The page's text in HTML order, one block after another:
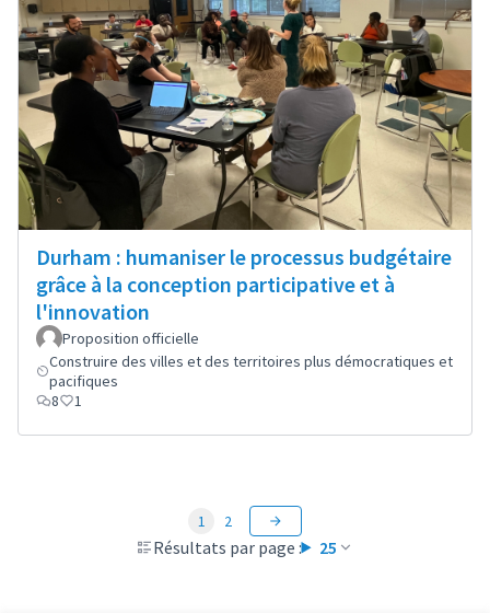
Durham : humaniser le processus budgétaire
grâce à la conception participative et à
l'innovation
Proposition officielle
Construire des villes et des territoires plus démocratiques et
pacifiques
8
1
Résultats par page : 25
1 2